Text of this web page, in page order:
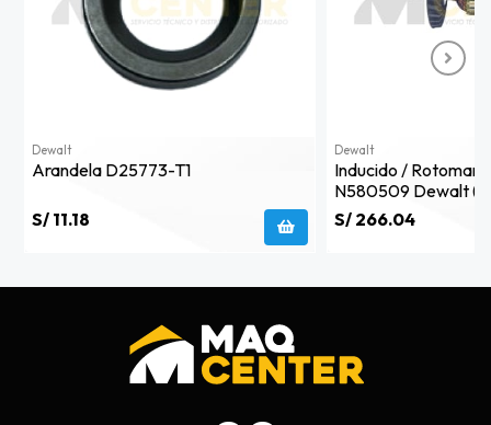
Dewalt
Arandela D25773-T1
S/ 11.18
Dewalt
Inducido /
N580509 Dewalt
S/ 266.04